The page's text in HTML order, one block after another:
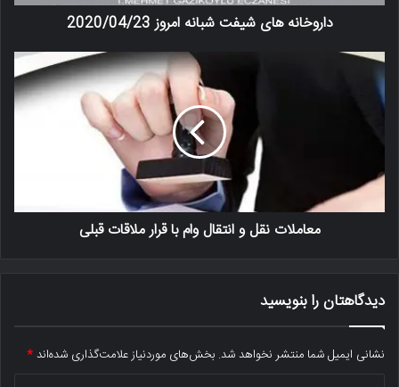
داروخانه های شیفت شبانه امروز 2020/04/23
معاملات نقل و انتقال وام با قرار ملاقات قبلی
دیدگاهتان را بنویسید
نشانی ایمیل شما منتشر نخواهد شد. بخش‌های موردنیاز علامت‌گذاری شده‌اند*